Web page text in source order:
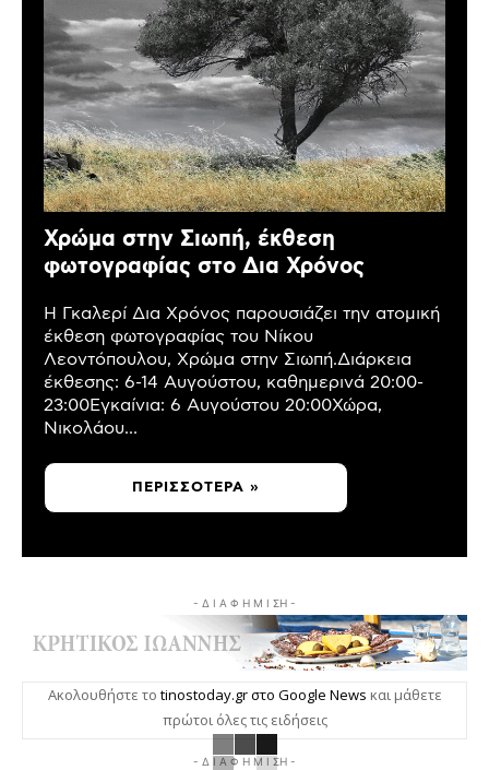
Χρώμα στην Σιωπή, έκθεση
φωτογραφίας στο Δια Χρόνος
Η Γκαλερί Δια Χρόνος παρουσιάζει την ατομική
έκθεση φωτογραφίας του Νίκου
Λεοντόπουλου, Χρώμα στην Σιωπή.Διάρκεια
έκθεσης: 6-14 Αυγούστου, καθημερινά 20:00-
23:00Εγκαίνια: 6 Αυγούστου 20:00Χώρα,
Νικολάου...
ΠΕΡΙΣΣΌΤΕΡΑ »
- Δ Ι Α Φ Η Μ Ι ΣΗ -
Ακολουθήστε το tinostoday.gr στο Google News και μάθετε
πρώτοι όλες τις ειδήσεις
- Δ Ι Α Φ Η Μ Ι ΣΗ -